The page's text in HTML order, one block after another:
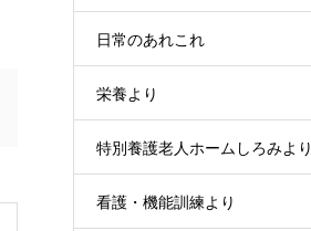
日常のあれこれ
栄養より
特別養護老人ホームしろみより
看護・機能訓練より